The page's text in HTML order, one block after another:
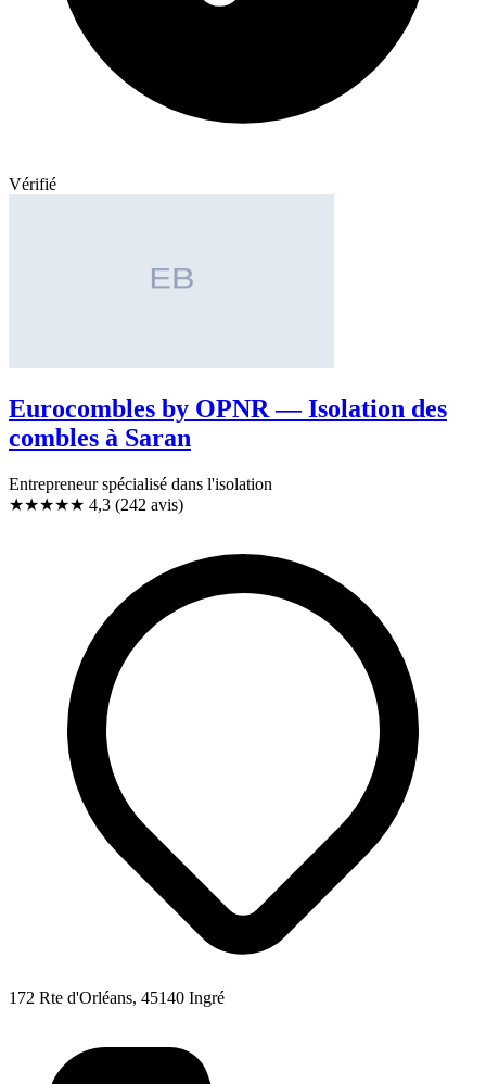
Vérifié
Eurocombles by OPNR — Isolation des
combles à Saran
Entrepreneur spécialisé dans l'isolation
★★★★★ 4,3 (242 avis)
172 Rte d'Orléans, 45140 Ingré